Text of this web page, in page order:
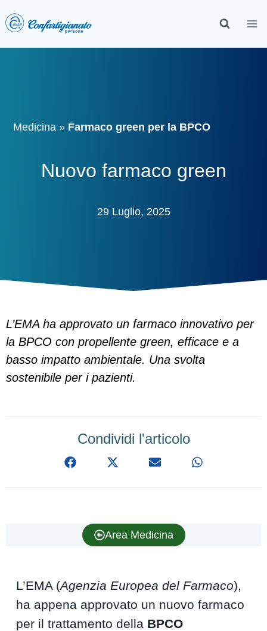
Medicina » Farmaco green per la BPCO
Nuovo farmaco green
29 Luglio, 2025
L’EMA ha approvato un farmaco innovativo per
la BPCO con propellente green, efficace e a
basso impatto ambientale. Una svolta
sostenibile per i pazienti.
Condividi l'articolo
Area Medicina
L’EMA (Agenzia Europea del Farmaco),
ha appena approvato un nuovo farmaco
per il trattamento della BPCO